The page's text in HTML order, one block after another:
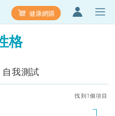
健康網購
格
自我測試
找到1個項目